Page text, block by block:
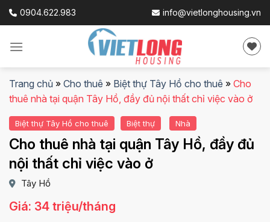
Skip
0904.622.983 info@vietlonghousing.vn
Trang chủ » Cho thuê » Biệt thự Tây Hồ cho thuê » Cho
thuê nhà tại quận Tây Hồ, đầy đủ nội thất chỉ việc vào ở
Biệt thự Tây Hồ cho thuê Biệt thự Nhà
Cho thuê nhà tại quận Tây Hồ, đầy đủ
nội thất chỉ việc vào ở
Tây Hồ
Giá: 34 triệu/tháng